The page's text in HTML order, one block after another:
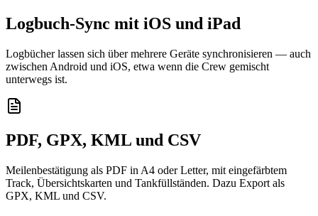
Logbuch-Sync mit iOS und iPad
Logbücher lassen sich über mehrere Geräte synchronisieren — auch
zwischen Android und iOS, etwa wenn die Crew gemischt
unterwegs ist.
PDF, GPX, KML und CSV
Meilenbestätigung als PDF in A4 oder Letter, mit eingefärbtem
Track, Übersichtskarten und Tankfüllständen. Dazu Export als
GPX, KML und CSV.